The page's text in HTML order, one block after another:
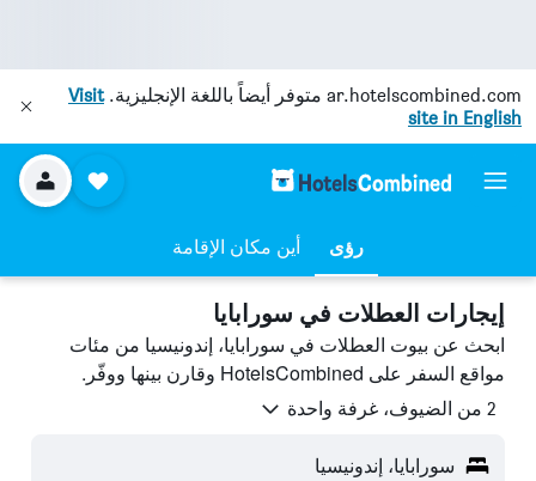
ar.hotelscombined.com متوفر أيضاً باللغة الإنجليزية.Visit
site in English
رؤى أين مكان الإقامة
إيجارات العطلات في سورابايا
ابحث عن بيوت العطلات في سورابايا، إندونيسيا من مئات
مواقع السفر على HotelsCombined وقارن بينها ووفّر.
2 من الضيوف، غرفة واحدة
سورابايا، إندونيسيا